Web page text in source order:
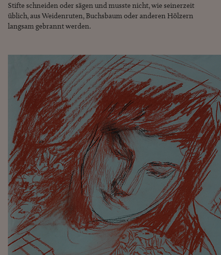
Stifte schneiden oder sägen und musste nicht, wie seinerzeit
üblich, aus Weidenruten, Buchsbaum oder anderen Hölzern
langsam gebrannt werden.